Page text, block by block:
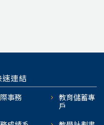
速連結
事務
教育儲蓄專
戶